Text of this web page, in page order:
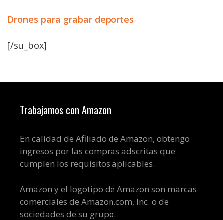
Drones para grabar deportes
[/su_box]
Trabajamos con Amazon
En calidad de Afiliado de Amazon, obtengo
ingresos por las compras adscritas que
cumplen los requisitos aplicables.
Amazon y el logotipo de Amazon son marcas
comerciales de Amazon.com, Inc. o de
sociedades de su grupo.